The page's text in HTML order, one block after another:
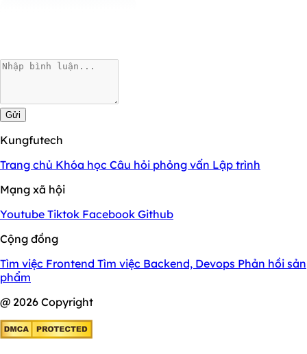
Gửi
Kungfutech
Trang chủ Khóa học Câu hỏi phỏng vấn Lập trình
Mạng xã hội
Youtube Tiktok Facebook Github
Cộng đồng
Tìm việc Frontend Tìm việc Backend, Devops Phản hồi sản
phẩm
@ 2026 Copyright